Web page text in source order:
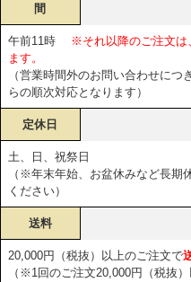
間
午前11時
※それ以降のご注文は
ます。
（営業時間外のお問い合わせにつ
らの順次対応となります）
定休日
土、日、祝祭日
（※年末年始、お盆休みなど長期
ください）
送料
20,000円（税抜）以上のご注文で
（※1回のご注文20,000円（税抜